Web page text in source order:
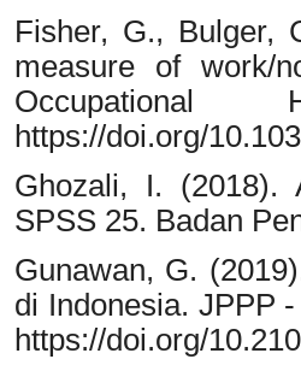
Fisher, G., Bulger,
measure of work/
Occupational
https://doi.org/
Ghozali, I. (2018).
SPSS 25. Badan
Gunawan, G.
di Indonesia. JPPP
https://doi.org/